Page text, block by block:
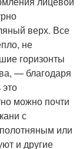
верх. Все
не
горизонты
— благодаря
можно почти
с
или
и другие